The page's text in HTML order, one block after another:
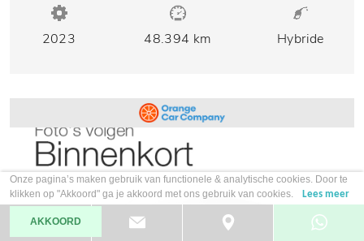
2023 48.394 km Hybride
Onze pagina’s maken gebruik van functionele & analytische cookies. Door te
klikken op "Akkoord" ga je akkoord met ons gebruik van cookies.
Lees meer
AKKOORD